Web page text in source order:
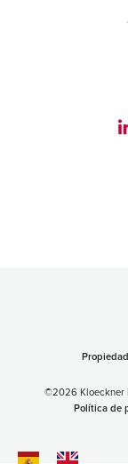
©2026 Kloeckner
Política de